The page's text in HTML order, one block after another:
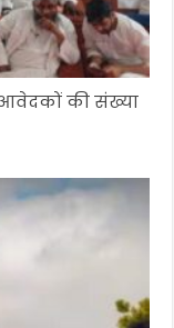
आवेदकों की संख्या